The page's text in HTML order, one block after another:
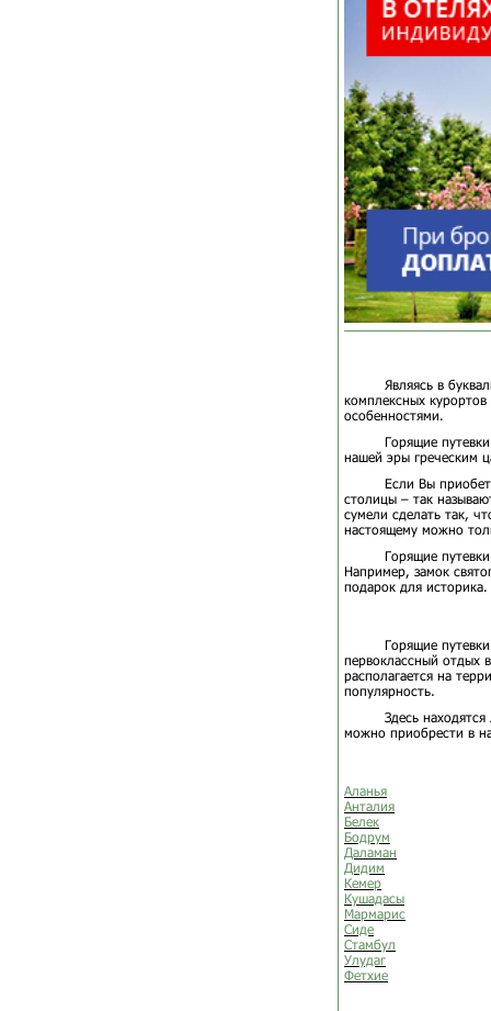
Являясь в
комплексных
особенностями.
Горящие
нашей эры греческим
Если Вы
столицы – так
сумели сделать так,
настоящему можно
Горящие
Например, замок
подарок для историка.
Горящие
первоклассный отдых
располагается на
популярность.
Здесь
можно приобрести в
Аланья
Анталия
Белек
Бодрум
Даламан
Дидим
Кемер
Кушадасы
Мармарис
Сиде
Стамбул
Улудаг
Фетхие